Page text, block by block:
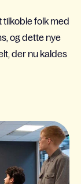
folk med
og dette nye
der nu kaldes